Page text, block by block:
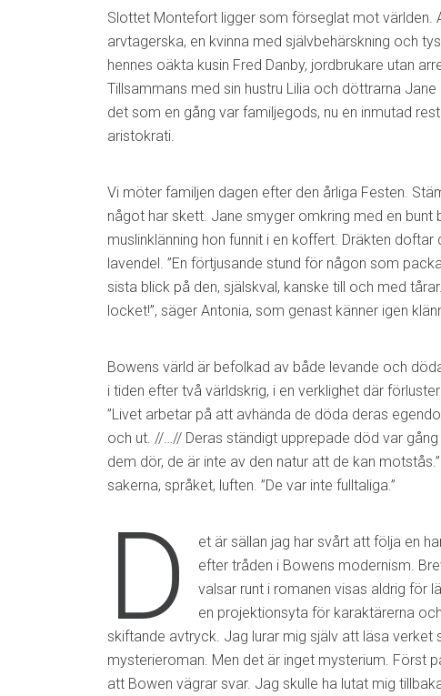
Slottet Montefort ligger som förseglat mot världen.
arvtagerska, en kvinna med självbehärskning och
hennes oäkta kusin Fred Danby, jordbrukare utan
Tillsammans med sin hustru Lilia och döttrarna
det som en gång var familjegods, nu en inmutad
aristokrati.
Vi möter familjen dagen efter den årliga Festen.
något har skett. Jane smyger omkring med en bunt
muslinklänning hon funnit i en koffert. Dräkten doftar
lavendel. ”En förtjusande stund för någon som
sista blick på den, själskval, kanske till och med
locket!”, säger Antonia, som genast känner igen
Bowens värld är befolkad av både levande och
i tiden efter två världskrig, i en verklighet där
”Livet arbetar på att avhända de döda deras
och ut. //…// Deras ständigt upprepade död var
dem dör, de är inte av den natur att de kan
sakerna, språket, luften. ”De var inte fulltaliga.”
D
et är sällan jag har svårt att följa en
efter tråden i Bowens modernism.
valsar runt i romanen visas aldrig för
en projektionsyta för karaktärerna
skiftande avtryck. Jag lurar mig själv att läsa verket
mysterieroman. Men det är inget mysterium. Först
att Bowen vägrar svar. Jag skulle ha lutat mig